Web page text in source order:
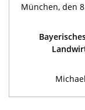
München, den